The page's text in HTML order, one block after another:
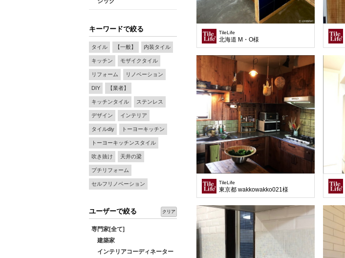
キーワードで絞る
タイル 【一般】 内装タイル
キッチン モザイクタイル
リフォーム リノベーション
DIY 【業者】
キッチンタイル ステンレス
デザイン インテリア
タイルdiy トーヨーキッチン
トーヨーキッチンスタイル
吹き抜け 天井の梁
プチリフォーム
セルフリノベーション
ユーザーで絞る クリア
専門家[全て]
建築家
インテリアコーディネーター
TileLife
北海道 M・O様
TileLife
東京都 wakkowakko021様